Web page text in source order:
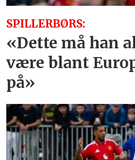
SPILLERBØRS:
«Dette må han
være blant
på»